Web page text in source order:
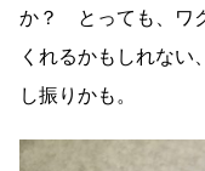
か？ とっても、ワ
くれるかもしれない
し振りかも。